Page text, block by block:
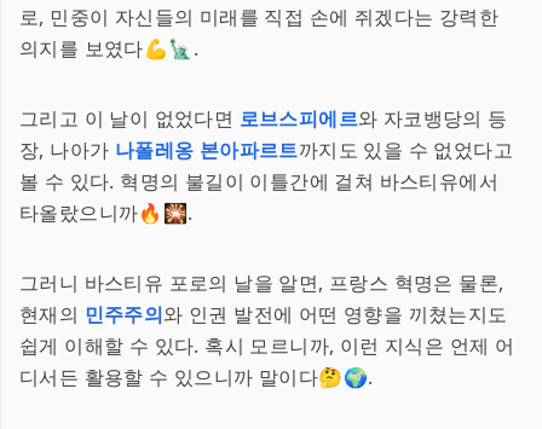
로, 민중이 자신들의 미래를 직접 손에 쥐겠다는 강력한
의지를 보였다💪🗽.
그리고 이 날이 없었다면 로브스피에르와 자코뱅당의 등
장, 나아가 나폴레옹 본아파르트까지도 있을 수 없었다고
볼 수 있다. 혁명의 불길이 이틀간에 걸쳐 바스티유에서
타올랐으니까🔥🎇.
그러니 바스티유 포로의 날을 알면, 프랑스 혁명은 물론,
현재의 민주주의와 인권 발전에 어떤 영향을 끼쳤는지도
쉽게 이해할 수 있다. 혹시 모르니까, 이런 지식은 언제 어
디서든 활용할 수 있으니까 말이다🤔🌍.